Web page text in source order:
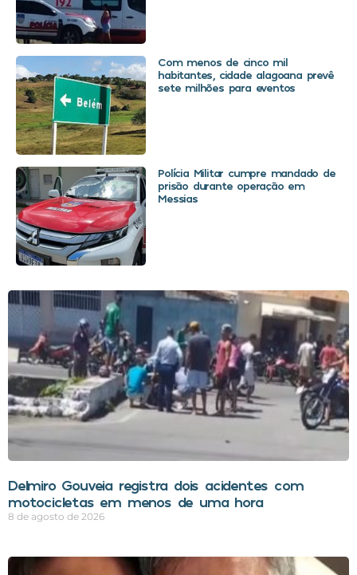
Com menos de cinco mil
habitantes, cidade alagoana prevê
sete milhões para eventos
Polícia Militar cumpre mandado de
prisão durante operação em
Messias
Delmiro Gouveia registra dois acidentes com
motocicletas em menos de uma hora
8 de agosto de 2026